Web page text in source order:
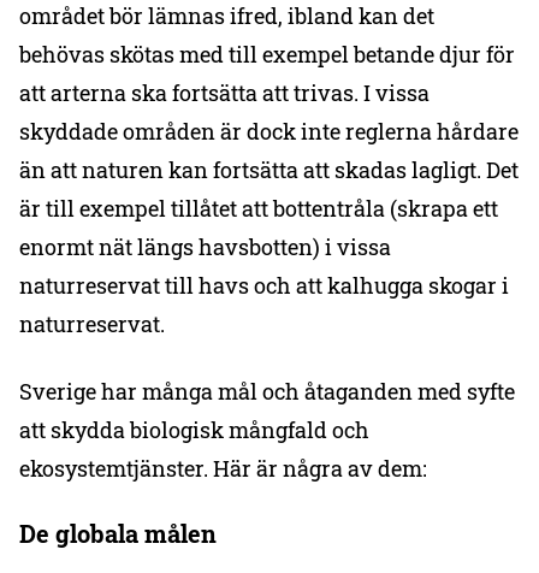
området bör lämnas ifred, ibland kan det
behövas skötas med till exempel betande djur för
att arterna ska fortsätta att trivas. I vissa
skyddade områden är dock inte reglerna hårdare
än att naturen kan fortsätta att skadas lagligt. Det
är till exempel tillåtet att bottentråla (skrapa ett
enormt nät längs havsbotten) i vissa
naturreservat till havs och att kalhugga skogar i
naturreservat.
Sverige har många mål och åtaganden med syfte
att skydda biologisk mångfald och
ekosystemtjänster. Här är några av dem:
De globala målen